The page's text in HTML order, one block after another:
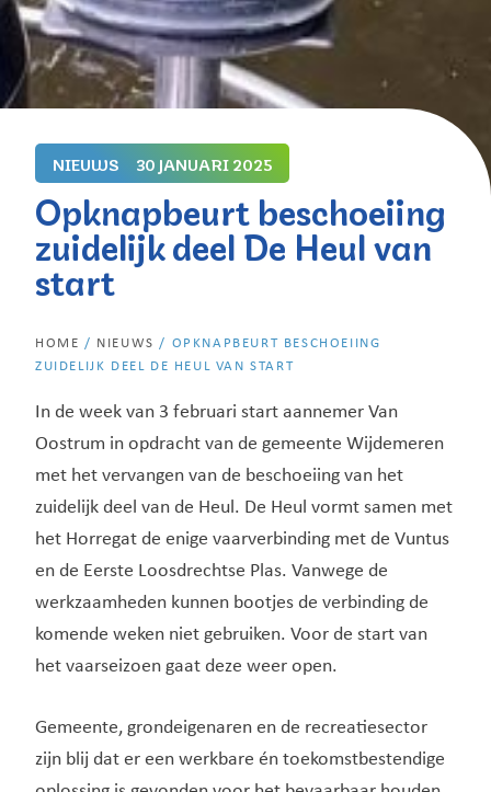
NIEUWS 30 JANUARI 2025
Opknapbeurt beschoeiing
zuidelijk deel De Heul van
start
HOME / NIEUWS / OPKNAPBEURT BESCHOEIING
ZUIDELIJK DEEL DE HEUL VAN START
In de week van 3 februari start aannemer Van
Oostrum in opdracht van de gemeente Wijdemeren
met het vervangen van de beschoeiing van het
zuidelijk deel van de Heul. De Heul vormt samen met
het Horregat de enige vaarverbinding met de Vuntus
en de Eerste Loosdrechtse Plas. Vanwege de
werkzaamheden kunnen bootjes de verbinding de
komende weken niet gebruiken. Voor de start van
het vaarseizoen gaat deze weer open.
Gemeente, grondeigenaren en de recreatiesector
zijn blij dat er een werkbare én toekomstbestendige